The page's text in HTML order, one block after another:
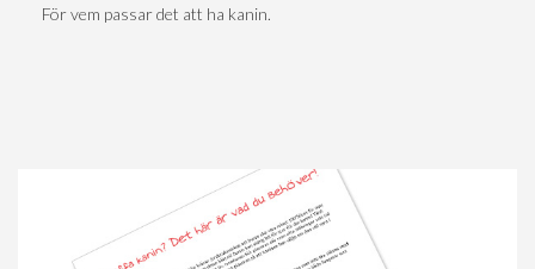
För vem passar det att ha kanin.